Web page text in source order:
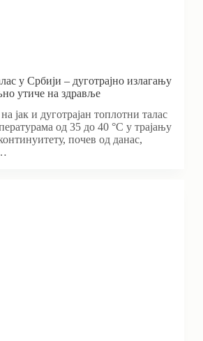
у Србији – дуготрајно излагању
утиче на здравље
јак и дуготрајан топлотни талас
од 35 до 40 °С у трајању
почев од данас,